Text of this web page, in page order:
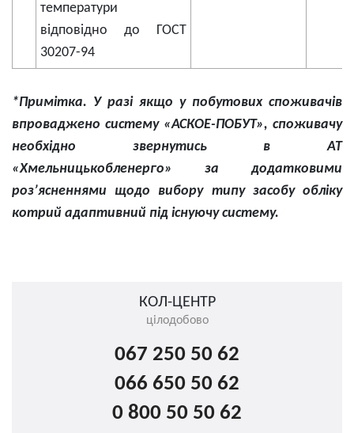
температури
відповідно до ГОСТ
30207-94
*Примітка. У разі якщо у побутових споживачів
впроваджено систему «АСКОЕ-ПОБУТ», споживачу
необхідно звернутись в АТ
«Хмельницькобленерго» за додатковими
роз’ясненнями щодо вибору типу засобу обліку
котрий адаптивний під існуючу систему.
КОЛ-ЦЕНТР
цілодобово
067 250 50 62
066 650 50 62
0 800 50 50 62